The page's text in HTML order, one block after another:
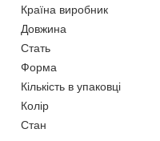
Країна виробник
Довжина
Стать
Форма
Кількість в упаковці
Колір
Стан